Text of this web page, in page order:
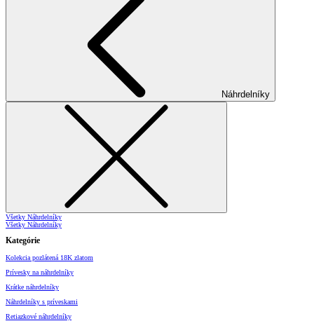
Náhrdelníky
Všetky Náhrdelníky
Všetky Náhrdelníky
Kategórie
Kolekcia pozlátená 18K zlatom
Prívesky na náhrdelníky
Krátke náhrdelníky
Náhrdelníky s príveskami
Retiazkové náhrdelníky